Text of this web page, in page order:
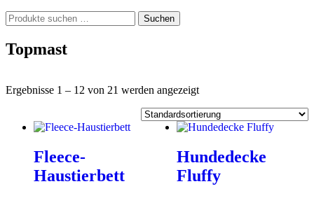
Suchen
nach:
Suchen
Topmast
Ergebnisse 1 – 12 von 21 werden angezeigt
Fleece-
Haustierbett
Hundedecke
Fluffy